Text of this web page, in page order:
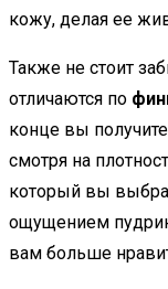
кожу, делая ее
Также не стоит
отличаются по
конце вы
смотря на
который вы
ощущением
вам больше